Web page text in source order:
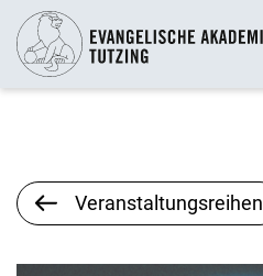
Veranstaltungsreihen